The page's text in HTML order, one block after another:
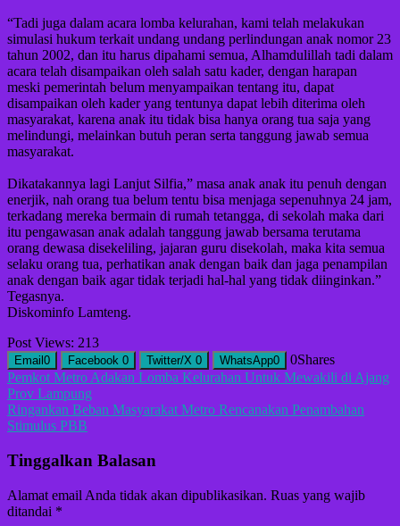
“Tadi juga dalam acara lomba kelurahan, kami telah melakukan
simulasi hukum terkait undang undang perlindungan anak nomor 23
tahun 2002, dan itu harus dipahami semua, Alhamdulillah tadi dalam
acara telah disampaikan oleh salah satu kader, dengan harapan
meski pemerintah belum menyampaikan tentang itu, dapat
disampaikan oleh kader yang tentunya dapat lebih diterima oleh
masyarakat, karena anak itu tidak bisa hanya orang tua saja yang
melindungi, melainkan butuh peran serta tanggung jawab semua
masyarakat.
Dikatakannya lagi Lanjut Silfia,” masa anak anak itu penuh dengan
enerjik, nah orang tua belum tentu bisa menjaga sepenuhnya 24 jam,
terkadang mereka bermain di rumah tetangga, di sekolah maka dari
itu pengawasan anak adalah tanggung jawab bersama terutama
orang dewasa disekeliling, jajaran guru disekolah, maka kita semua
selaku orang tua, perhatikan anak dengan baik dan jaga penampilan
anak dengan baik agar tidak terjadi hal-hal yang tidak diinginkan.”
Tegasnya.
Diskominfo Lamteng.
Post Views: 213
Email 0 Facebook 0 Twitter/X 0 WhatsApp0 0Shares
Navigasi
pos
Pemkot Metro Adakan Lomba Kelurahan Untuk Mewakili di Ajang
Prov Lampung
Ringankan Beban Masyarakat Metro Rencanakan Penambahan
Stimulus PBB
Tinggalkan Balasan
Alamat email Anda tidak akan dipublikasikan. Ruas yang wajib
ditandai *